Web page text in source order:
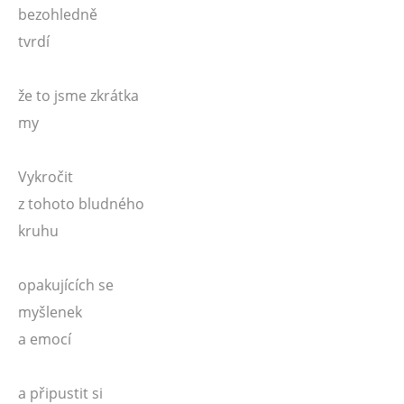
bezohledně
tvrdí
že to jsme zkrátka
my
Vykročit
z tohoto bludného
kruhu
opakujících se
myšlenek
a emocí
a připustit si